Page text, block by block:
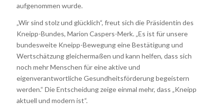
aufgenommen wurde.
„Wir sind stolz und glücklich“, freut sich die Präsidentin des
Kneipp-Bundes, Marion Caspers-Merk. „Es ist für unsere
bundesweite Kneipp-Bewegung eine Bestätigung und
Wertschätzung gleichermaßen und kann helfen, dass sich
noch mehr Menschen für eine aktive und
eigenverantwortliche Gesundheitsförderung begeistern
werden.“ Die Entscheidung zeige einmal mehr, dass „Kneipp
aktuell und modern ist“.